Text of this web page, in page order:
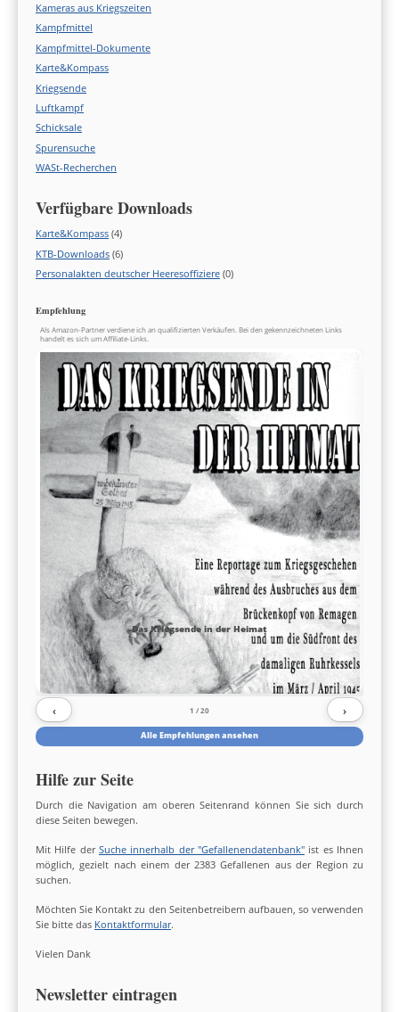
Kameras aus Kriegszeiten
Kampfmittel
Kampfmittel-Dokumente
Karte&Kompass
Kriegsende
Luftkampf
Schicksale
Spurensuche
WASt-Recherchen
Verfügbare Downloads
Karte&Kompass (4)
KTB-Downloads (6)
Personalakten deutscher Heeresoffiziere (0)
Empfehlung
Als Amazon-Partner verdiene ich an qualifizierten Verkäufen. Bei den gekennzeichneten Links
handelt es sich um Affiliate-Links.
Das Kriegsende in der Heimat
‹ 1 / 20 ›
Alle Empfehlungen ansehen
Hilfe zur Seite
Durch die Navigation am oberen Seitenrand können Sie sich durch
diese Seiten bewegen.
Mit Hilfe der Suche innerhalb der "Gefallenendatenbank" ist es Ihnen
möglich, gezielt nach einem der 2383 Gefallenen aus der Region zu
suchen.
Möchten Sie Kontakt zu den Seitenbetreibern aufbauen, so verwenden
Sie bitte das Kontaktformular.
Vielen Dank
Newsletter eintragen